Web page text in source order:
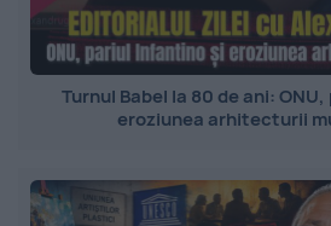
Turnul Babel la 80 de ani:
eroziunea arhitecturii